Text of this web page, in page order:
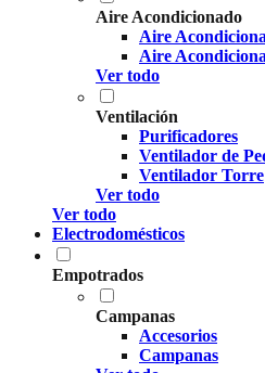
Aire Acondicionado
Aire
Aire
Ver todo
Ventilación
Purificadores
Ventilador de
Ventilador Torre
Ver todo
Ver todo
Electrodomésticos
Empotrados
Campanas
Accesorios
Campanas